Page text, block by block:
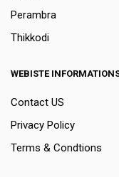
Perambra
Thikkodi
WEBISTE
Contact US
Privacy Policy
Terms & Condtions